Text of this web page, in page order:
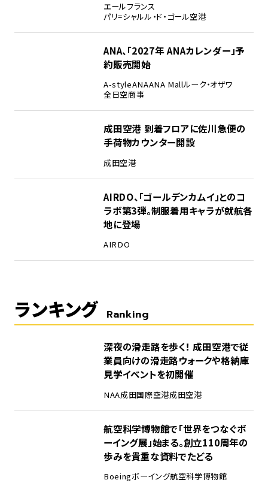
エールフランス
パリ=シャルル・ド・ゴール空港
ANA、「2027年 ANAカレンダー」予
約販売開始
A-styleANAANA Mallルーク・オザワ
全日空商事
成田空港 到着フロアに佐川急便の
手荷物カウンター開設
成田空港
AIRDO、「ゴールデンカムイ」とのコ
ラボ第3弾。制服着用キャラが就航各
地に登場
AIRDO
ランキング Ranking
深夜の滑走路を歩く！ 成田空港で従
業員向けの滑走路ウォークや格納庫
見学イベントを初開催
NAA成田国際空港成田空港
航空科学博物館で「世界をつなぐボ
ーイング展」始まる。創立110周年の
歩みを貴重な資料でたどる
Boeingボーイング航空科学博物館